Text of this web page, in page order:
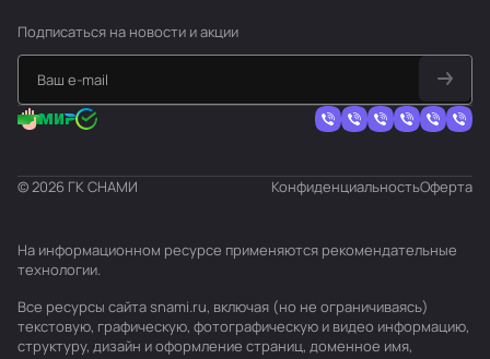
Подписаться на новости и акции
© 2026 ГК СНАМИ КонфиденциальностьОферта
На информационном ресурсе применяются рекомендательные
технологии.
Все ресурсы сайта snami.ru, включая (но не ограничиваясь)
текстовую, графическую, фотографическую и видео информацию,
структуру, дизайн и оформление страниц, доменное имя,